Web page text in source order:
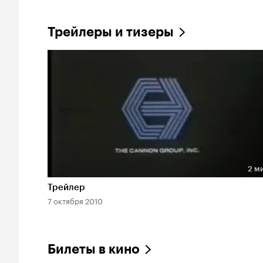
Трейлеры и тизеры
Длительность 2 мин
2
Трейлер
7 октября 2010
Билеты в кино